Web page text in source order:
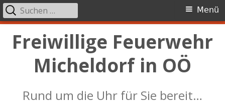
Freiwillige Feuerwehr
Micheldorf in OÖ
Rund um die Uhr für Sie bereit…
Primäres
Menü
Menü
Suchen
nach: